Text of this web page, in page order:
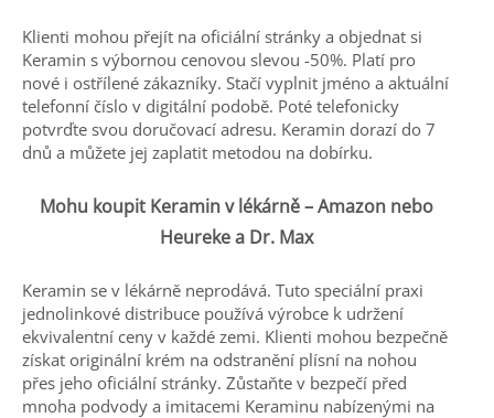
Klienti mohou přejít na oficiální stránky a objednat si
Keramin s výbornou cenovou slevou -50%. Platí pro
nové i ostřílené zákazníky. Stačí vyplnit jméno a aktuální
telefonní číslo v digitální podobě. Poté telefonicky
potvrďte svou doručovací adresu. Keramin dorazí do 7
dnů a můžete jej zaplatit metodou na dobírku.
Mohu koupit Keramin v lékárně – Amazon nebo
Heureke a Dr. Max
Keramin se v lékárně neprodává. Tuto speciální praxi
jednolinkové distribuce používá výrobce k udržení
ekvivalentní ceny v každé zemi. Klienti mohou bezpečně
získat originální krém na odstranění plísní na nohou
přes jeho oficiální stránky. Zůstaňte v bezpečí před
mnoha podvody a imitacemi Keraminu nabízenými na